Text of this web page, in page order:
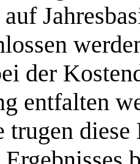
der
entfalten
trugen